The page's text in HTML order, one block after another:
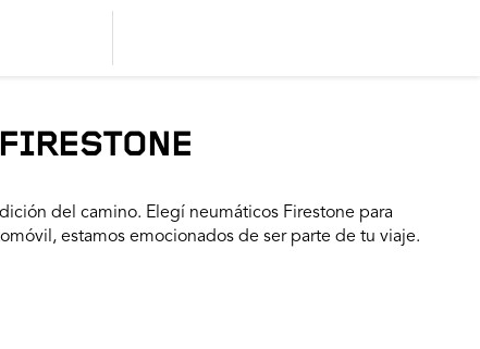
del camino. Elegí neumáticos Firestone para
estamos emocionados de ser parte de tu viaje.